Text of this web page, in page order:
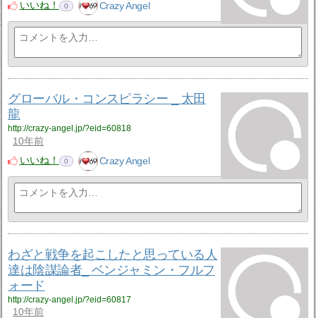
いいね！
0 Crazy Angel
グローバル・コンスピラシー _ 太田
龍
http://crazy-angel.jp/?eid=60818
10年前
いいね！
0 Crazy Angel
わざと戦争を起こしたと思っている人
達は陰謀論者_ ベンジャミン・フルフ
ォード
http://crazy-angel.jp/?eid=60817
10年前